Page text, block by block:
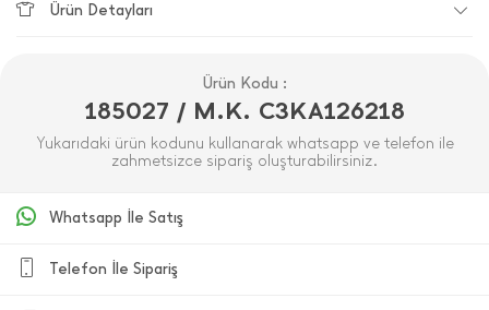
Ürün Detayları
Ürün Kodu :
185027 / M.K. C3KA126218
Yukarıdaki ürün kodunu kullanarak whatsapp ve telefon ile
zahmetsizce sipariş oluşturabilirsiniz.
Whatsapp İle Satış
Telefon İle Sipariş